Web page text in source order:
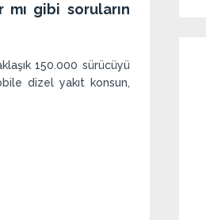
mı gibi soruların
150.000 sürücüyü
dizel yakıt konsun,